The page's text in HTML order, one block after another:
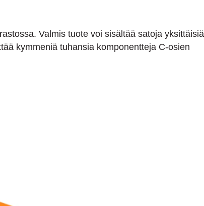
Valmis tuote voi sisältää satoja yksittäisiä
kymmeniä tuhansia komponentteja C-osien